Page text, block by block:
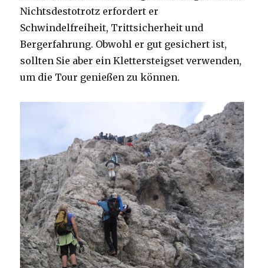
Nichtsdestotrotz erfordert er
Schwindelfreiheit, Trittsicherheit und
Bergerfahrung. Obwohl er gut gesichert ist,
sollten Sie aber ein Klettersteigset verwenden,
um die Tour genießen zu können.